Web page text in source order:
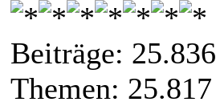
Beiträge: 25.836
Themen: 25.817